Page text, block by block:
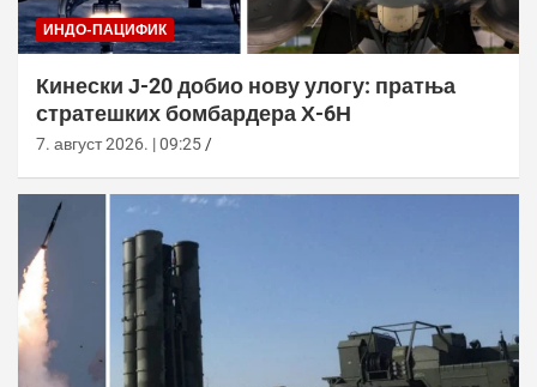
ИНДО-ПАЦИФИК
Кинески Ј-20 добио нову улогу: пратња
стратешких бомбардера Х-6Н
7. август 2026. | 09:25